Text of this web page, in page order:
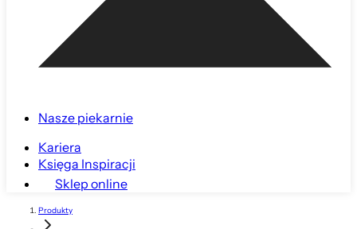
Nasze piekarnie
Kariera
Księga Inspiracji
Sklep online
Produkty